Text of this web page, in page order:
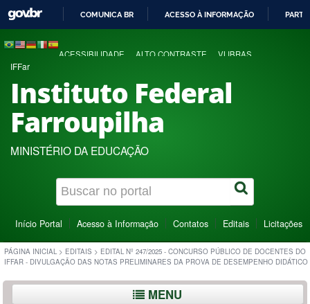
COMUNICA BR ACESSO À INFORMAÇÃO
ACESSIBILIDADE ALTO CONTRASTE VLIBRAS
IFFar
Instituto Federal
Farroupilha
MINISTÉRIO DA EDUCAÇÃO
Início Portal Acesso à Informação Contatos Editais Licitações
PÁGINA INICIAL > EDITAIS > EDITAL Nº 247/2025 - CONCURSO PÚBLICO DE DOCENTES DO
IFFAR - DIVULGAÇÃO DAS NOTAS PRELIMINARES DA PROVA DE DESEMPENHO DIDÁTICO
MENU